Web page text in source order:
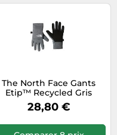
The North Face Gants
Etip™ Recycled Gris
Enfants XL
28,80 €